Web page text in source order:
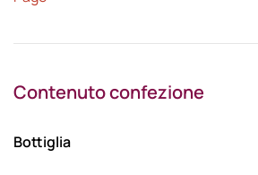
Contenuto confezione
Bottiglia